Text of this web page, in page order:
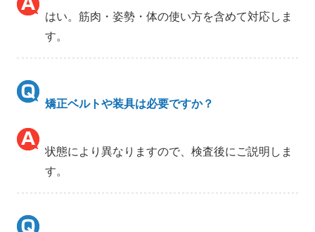
はい。筋肉・姿勢・体の使い方を含めて対応しま
す。
矯正ベルトや装具は必要ですか？
状態により異なりますので、検査後にご説明しま
す。